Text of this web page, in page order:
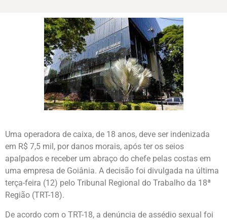
Uma operadora de caixa, de 18 anos, deve ser indenizada
em R$ 7,5 mil, por danos morais, após ter os seios
apalpados e receber um abraço do chefe pelas costas em
uma empresa de Goiânia. A decisão foi divulgada na última
terça-feira (12) pelo Tribunal Regional do Trabalho da 18ª
Região (TRT-18).
De acordo com o TRT-18, a denúncia de assédio sexual foi